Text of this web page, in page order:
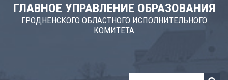
ГЛАВНОЕ УПРАВЛЕНИЕ ОБРАЗОВАНИЯ
ГРОДНЕНСКОГО ОБЛАСТНОГО ИСПОЛНИТЕЛЬНОГО
КОМИТЕТА